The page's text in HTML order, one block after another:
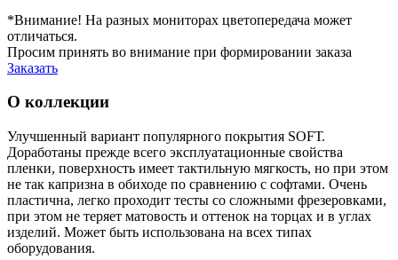
*Внимание! На разных мониторах цветопередача может
отличаться.
Просим принять во внимание при формировании заказа
Заказать
О коллекции
Улучшенный вариант популярного покрытия SOFТ.
Доработаны прежде всего эксплуатационные свойства
пленки, поверхность имеет тактильную мягкость, но при этом
не так капризна в обиходе по сравнению с софтами. Очень
пластична, легко проходит тесты со сложными фрезеровками,
при этом не теряет матовость и оттенок на торцах и в углах
изделий. Может быть использована на всех типах
оборудования.